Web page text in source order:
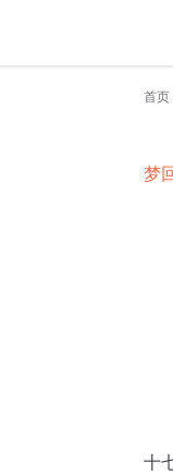
首页
梦
十